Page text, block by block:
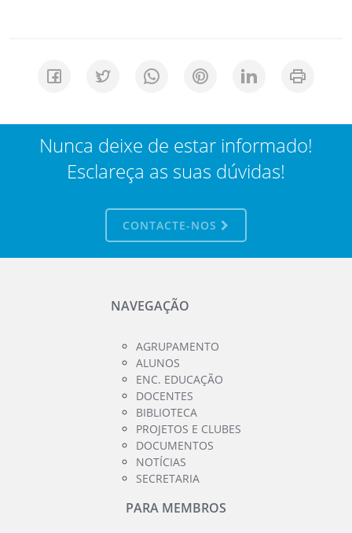
Nunca deixe de estar informado!
Esclareça as suas dúvidas!
CONTACTE-NOS
NAVEGAÇÃO
AGRUPAMENTO
ALUNOS
ENC. EDUCAÇÃO
DOCENTES
BIBLIOTECA
PROJETOS E CLUBES
DOCUMENTOS
NOTÍCIAS
SECRETARIA
PARA MEMBROS